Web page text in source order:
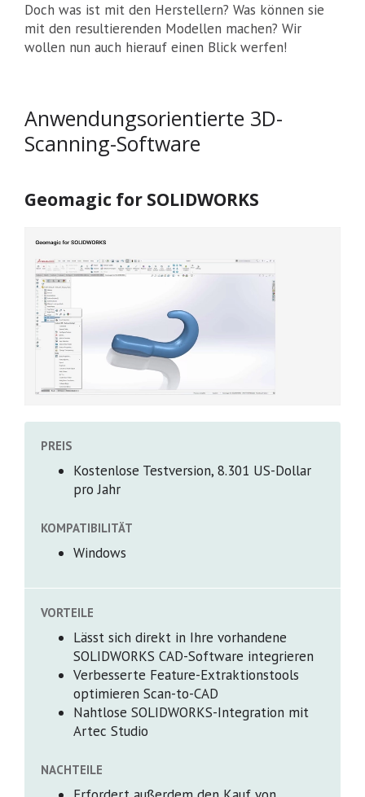
Doch was ist mit den Herstellern? Was können sie
mit den resultierenden Modellen machen? Wir
wollen nun auch hierauf einen Blick werfen!
Anwendungsorientierte 3D-
Scanning-Software
Geomagic for SOLIDWORKS
PREIS
Kostenlose Testversion, 8.301 US-Dollar
pro Jahr
KOMPATIBILITÄT
Windows
VORTEILE
Lässt sich direkt in Ihre vorhandene
SOLIDWORKS CAD-Software integrieren
Verbesserte Feature-Extraktionstools
optimieren Scan-to-CAD
Nahtlose SOLIDWORKS-Integration mit
Artec Studio
NACHTEILE